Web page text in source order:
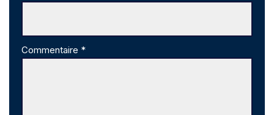
Commentaire *